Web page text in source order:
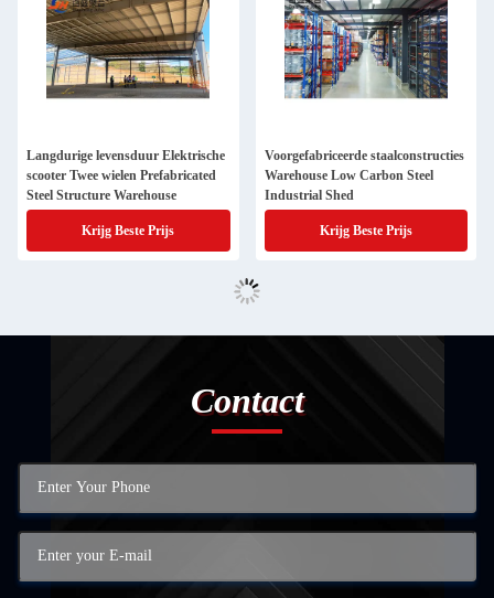
Langdurige levensduur Elektrische
scooter Twee wielen Prefabricated
Steel Structure Warehouse
Krijg Beste Prijs
Voorgefabriceerde staalconstructies
Warehouse Low Carbon Steel
Industrial Shed
Krijg Beste Prijs
Contact